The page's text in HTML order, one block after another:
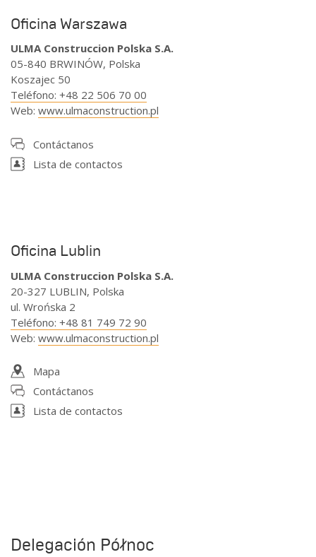
Oficina Warszawa
ULMA Construccion Polska S.A.
05-840 BRWINÓW, Polska
Koszajec 50
Teléfono: +48 22 506 70 00
Web: www.ulmaconstruction.pl
Contáctanos
Lista de contactos
Oficina Lublin
ULMA Construccion Polska S.A.
20-327 LUBLIN, Polska
ul. Wrońska 2
Teléfono: +48 81 749 72 90
Web: www.ulmaconstruction.pl
Mapa
Contáctanos
Lista de contactos
Delegación Północ